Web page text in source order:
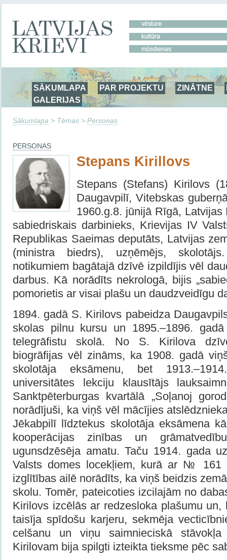
SĀKUMLAPA PAR PROJEKTU ZINĀTNE
GALERIJAS
Sākumlapa > Tēmas > Personas
PERSONAS
Stepans Kirillovs
Stepans (Stefans) Kirilovs
Daugavpilī, Vitebskas
1960.g.8. jūnijā Rīgā,
sabiedriskais darbinieks, Krievijas IV
Republikas Saeimas deputāts, Latvijas
(ministra biedrs), uzņēmējs,
notikumiem bagātajā dzīvē izpildījis vēl
darbus. Kā norādīts nekrologā, bijis
pomorietis ar visai plašu un daudzveidīgu
1894. gadā S. Kirilovs pabeidza
skolas pilnu kursu un 1895.–1896.
telegrāfistu skolā. No S. Kirilova
biogrāfijas vēl zināms, ka 1908. gadā
skolotāja eksāmenu, bet
universitātes lekciju klausītājs
Sanktpēterburgas kvartālā „Soļanoj
norādījuši, ka viņš vēl mācījies
Jēkabpilī līdztekus skolotāja eksāmena
kooperācijas zinības un
ugunsdzēsēja amatu. Taču 1914. gada
Valsts domes locekļiem, kurā ar № 161
izglītības ailē norādīts, ka viņš beidzis
skolu. Tomēr, pateicoties izcilajām no
Kirilovs izcēlās ar redzesloka plašumu
taisīja spīdošu karjeru, sekmēja
celšanu un viņu saimnieciskā stāvokļa
Kirilovam bija spilgti izteikta tieksme pēc